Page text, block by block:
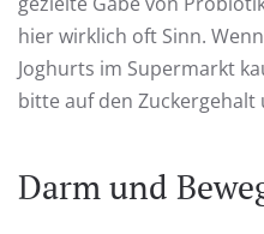
hier wirklich oft Sinn.
Joghurts im Supermarkt
bitte auf den
Darm und